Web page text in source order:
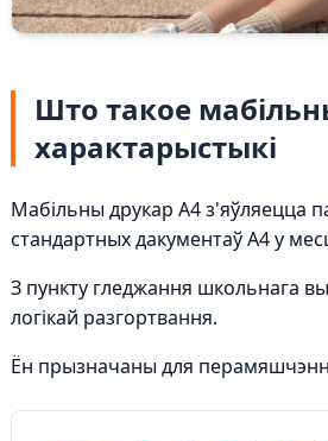
Што такое
характарыстыкі
Мабільны друкар A4 з'яўляецца
стандартных дакументаў A4 у
З пункту гледжання школьнага
логікай разгортвання.
Ён прызначаны для